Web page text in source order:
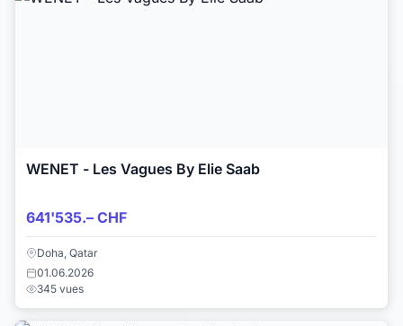
WENET - Les Vagues By Elie Saab
641'535.– CHF
Doha, Qatar
01.06.2026
345 vues